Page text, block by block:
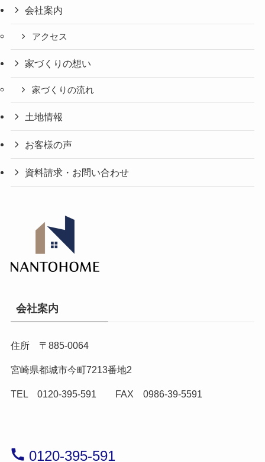
会社案内
アクセス
家づくりの想い
家づくりの流れ
土地情報
お客様の声
資料請求・お問い合わせ
会社案内
住所 〒885-0064
宮崎県都城市今町7213番地2
TEL 0120-395-591 FAX 0986-39-5591
0120-395-591